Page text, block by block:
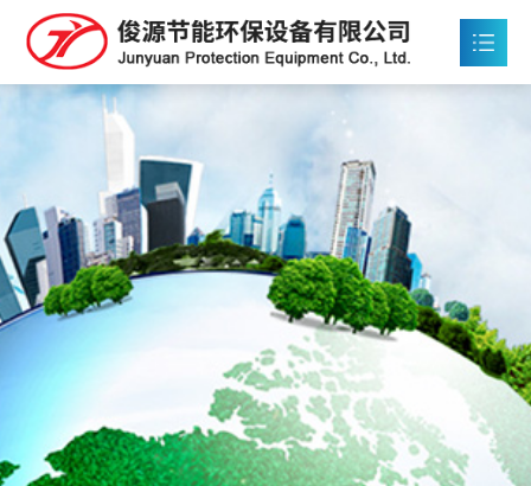
产品中心
工程案例

联系我们 